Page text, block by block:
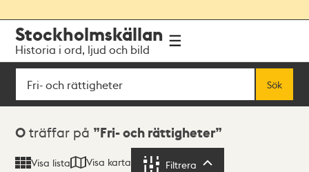
navigationen
huvudinnehållet
Stockholmskällan
Historia i ord, ljud och bild
Sök
Sök
Sökresultat
0 träffar på Fri- och rättigheter
Visa lista Visa karta Filtrera